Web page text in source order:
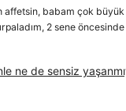
affetsin, babam çok büyük
2 sene
ne de sensiz